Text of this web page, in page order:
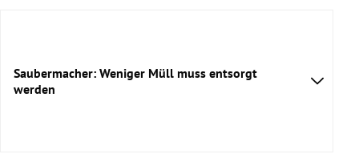
Saubermacher: Weniger Müll muss entsorgt
werden